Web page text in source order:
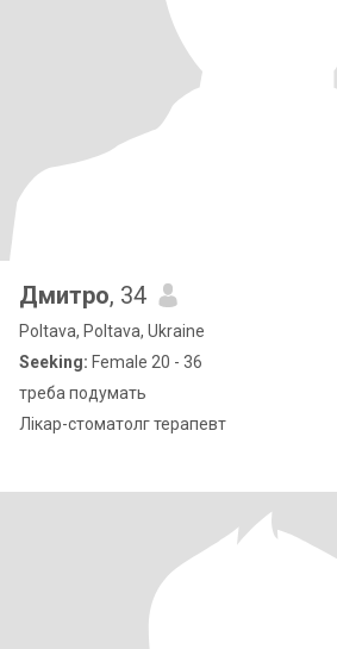
Дмитро, 34
Poltava, Poltava, Ukraine
Seeking: Female 20 - 36
треба подумать
Лікар-стоматолг терапевт